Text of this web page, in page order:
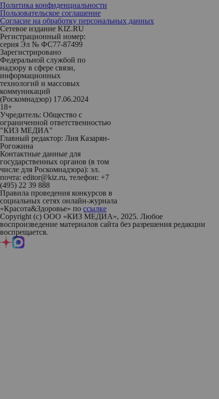
Политика конфиденциальности
Пользовательское соглашение
Согласие на обработку персональных данных
Сетевое издание KIZ.RU
Регистрационный номер:
серия Эл № ФС77-87499
Зарегистрировано
Федеральной службой по
надзору в сфере связи,
информационных
технологий и массовых
коммуникаций
(Роскомнадзор) 17.06.2024
18+
Учредитель: Общество с
ограниченной ответственностью
"КИЗ МЕДИА"
Главный редактор: Лия Казарян-
Рогожина
Контактные данные для
государственных органов (в том
числе для Роскомнадзора): эл.
почта: editor@kiz.ru, телефон: +7
(495) 22 39 888
Правила проведения конкурсов в
социальных сетях онлайн-журнала
«Красота&Здоровье» по ссылке
Copyright (с) ООО «КИЗ МЕДИА», 2025. Любое
воспроизведение материалов сайта без разрешения редакции
воспрещается.